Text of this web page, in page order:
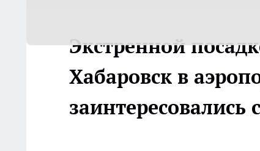
Экстренной
Хабаровск в
заинтересовались